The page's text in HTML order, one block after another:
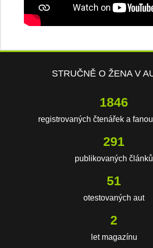
STRUČNĚ O ŽENA V
3206
registrovaných čtenářek a
506
publikovaných článků
89
otestovaných aut
3
let magazínu